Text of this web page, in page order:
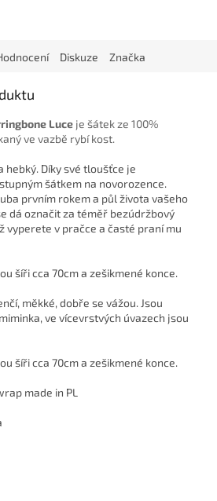
Diskuze Značka
Luce je šátek ze 100%
ve vazbě rybí kost.
hebký. Díky své tloušťce je
šátkem na novorozence.
prvním rokem a půl života vašeho
dá označit za téměř bezúdržbový
vyperete v pračce a časté praní mu
šíři cca 70cm a zešikmené konce.
měkké, dobře se vážou. Jsou
ve vícevrstvých úvazech jsou
šíři cca 70cm a zešikmené konce.
made in PL